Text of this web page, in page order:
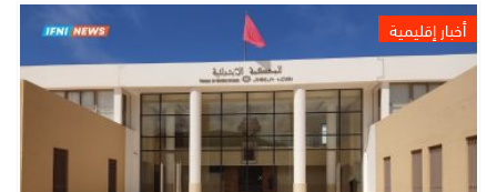
أخبار إقليمية